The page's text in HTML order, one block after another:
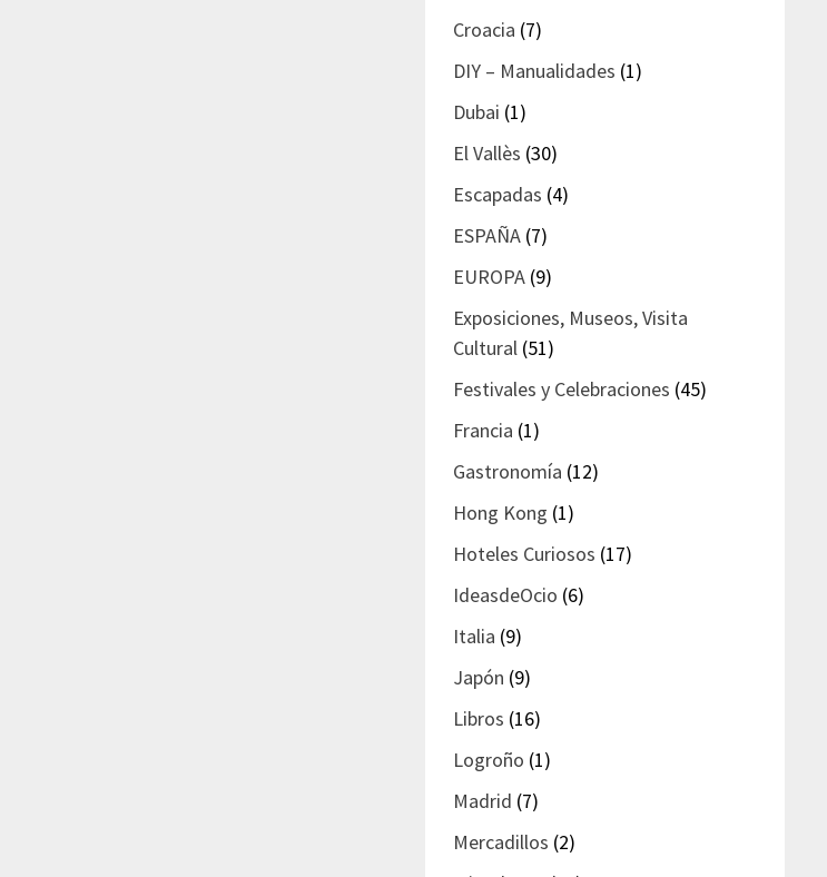
Croacia (7)
DIY – Manualidades (1)
Dubai (1)
El Vallès (30)
Escapadas (4)
ESPAÑA (7)
EUROPA (9)
Exposiciones, Museos, Visita
Cultural (51)
Festivales y Celebraciones (45)
Francia (1)
Gastronomía (12)
Hong Kong (1)
Hoteles Curiosos (17)
IdeasdeOcio (6)
Italia (9)
Japón (9)
Libros (16)
Logroño (1)
Madrid (7)
Mercadillos (2)